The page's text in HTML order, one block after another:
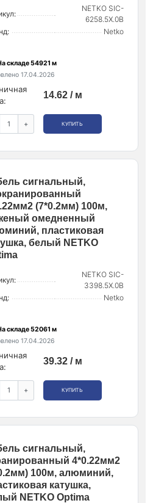
NETKO SIC-
6258.5X.0B
Netko
складе 54921 м
17.04.2026
14.62 / м
+ КУПИТЬ
сигнальный,
(7*0.2мм) 100м,
омедненный
пластиковая
белый NETKO
NETKO SIC-
3398.5X.0B
Netko
складе 52061 м
17.04.2026
39.32 / м
+ КУПИТЬ
сигнальный,
4*0.22мм2
100м, алюминий,
катушка,
NETKO Optima